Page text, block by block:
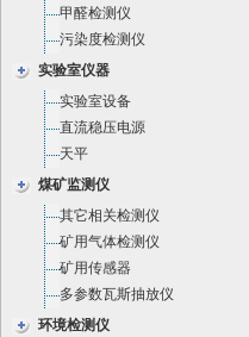
甲醛检测仪
污染度检测仪
实验室仪器
实验室设备
直流稳压电源
天平
煤矿监测仪
其它相关检测仪
矿用气体检测仪
矿用传感器
多参数瓦斯抽放仪
环境检测仪